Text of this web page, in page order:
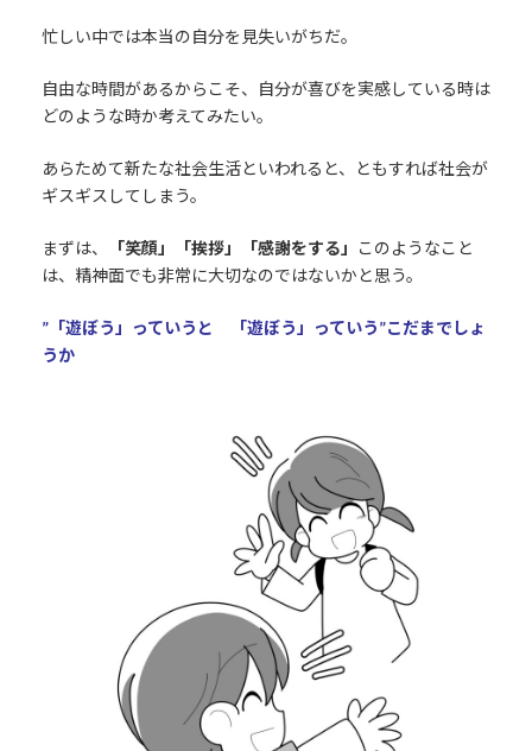
忙しい中では本当の自分を見失いがちだ。
自由な時間があるからこそ、自分が喜びを実感している時は
どのような時か考えてみたい。
あらためて新たな社会生活といわれると、ともすれば社会が
ギスギスしてしまう。
まずは、 「笑顔」「挨拶」「感謝をする」
このようなこと
は、精神面でも非常に大切なのではないかと思う。
”「遊ぼう」っていうと 「遊ぼう」っていう”こだまでしょ
うか